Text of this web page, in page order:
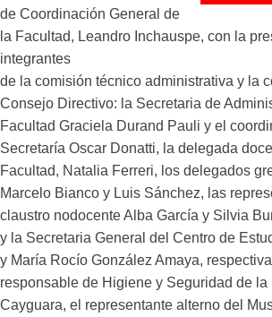
de Coordinación General de
la Facultad, Leandro Inchauspe, con la
integrantes
de la comisión técnico administrativa y la
Consejo Directivo: la Secretaria de
Facultad Graciela Durand Pauli y el
Secretaría Oscar Donatti, la delegada
Facultad, Natalia Ferreri, los delegados
Marcelo Bianco y Luis Sánchez, las
claustro nodocente Alba García y Silvia
y la Secretaria General del Centro de
y María Rocío González Amaya,
responsable de Higiene y Seguridad de
Cayguara, el representante alterno del